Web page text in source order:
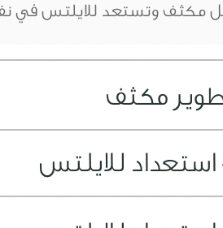
مكثف وتستعد للايلتس في